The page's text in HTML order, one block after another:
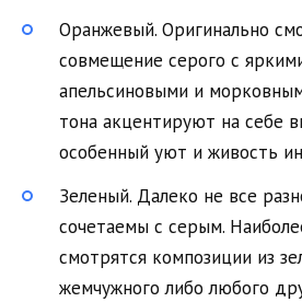
Оранжевый. Оригинально
совмещение серого с
апельсиновыми и
тона акцентируют на себе
особенный уют и живость
Зеленый. Далеко не все
сочетаемы с серым.
смотрятся композиции из
жемчужного либо любого